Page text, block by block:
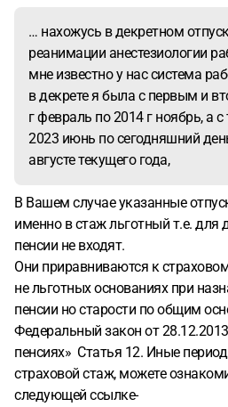
… нахожусь в декретном
реанимации анестезиологии
мне известно у нас система
в декрете я была с первым и
г февраль по 2014 г ноябрь, а
2023 июнь по сегодняшний
августе текущего года,
В Вашем случае указанные
именно в стаж льготный т.е. для
пенсии не входят.
Они приравниваются к
не льготных основаниях при
пенсии но старости по общим
Федеральный закон от
пенсиях» Статья 12. Иные
страховой стаж, можете
следующей ссылке-